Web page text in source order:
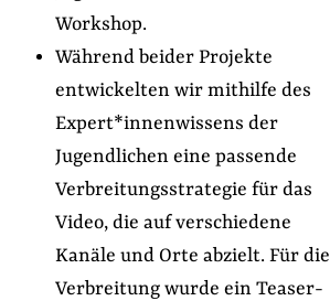
Workshop.
Während beider Projekte
entwickelten wir mithilfe des
Expert*innenwissens der
Jugendlichen eine passende
Verbreitungsstrategie für das
Video, die auf verschiedene
Kanäle und Orte abzielt. Für die
Verbreitung wurde ein Teaser-